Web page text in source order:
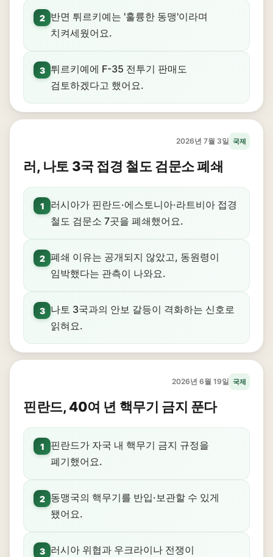
2
반면 튀르키예는 '훌륭한 동맹'이라며
치켜세웠어요.
3
튀르키예에 F-35 전투기 판매도
검토하겠다고 했어요.
2026년 7월 3일 국제
러, 나토 3국 접경 철도 검문소 폐쇄
1
러시아가 핀란드·에스토니아·라트비아 접경
철도 검문소 7곳을 폐쇄했어요.
2 폐쇄 이유는 공개되지 않았고, 동원령이
임박했다는 관측이 나와요.
3
나토 3국과의 안보 갈등이 격화하는 신호로
읽혀요.
2026년 6월 19일 국제
핀란드, 40여 년 핵무기 금지 푼다
1
핀란드가 자국 내 핵무기 금지 규정을
폐기했어요.
2
동맹국의 핵무기를 반입·보관할 수 있게
됐어요.
3
러시아 위협과 우크라이나 전쟁이